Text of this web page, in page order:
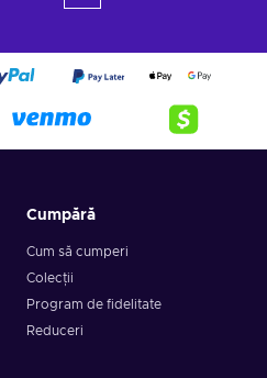
Cumpără
Cum să cumperi
Colecții
Program de fidelitate
Reduceri